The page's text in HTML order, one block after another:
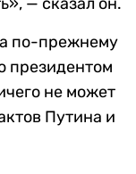
по-прежнему
президентом
не может
Путина и